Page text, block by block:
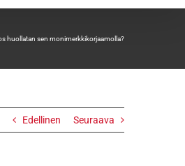
huollatan sen monimerkkikorjaamolla?
Edellinen Seuraava